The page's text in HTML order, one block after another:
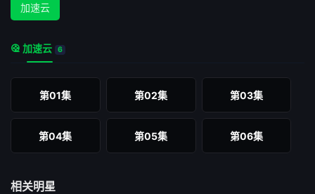
加速云
加速云 6
第01集 第02集 第03集
第04集 第05集 第06集
相关明星